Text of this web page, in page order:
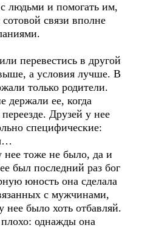
людьми и помогать им,
связи вполне
перевестись в другой
а условия лучше. В
только родители.
держали ее, когда
Друзей у нее
специфические:
нее тоже не было, да и
был последний раз бог
юность она сделала
с мужчинами,
нее было хоть отбавляй.
плохо: однажды она